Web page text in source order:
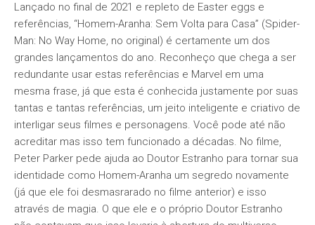
Lançado no final de 2021 e repleto de Easter eggs e
referências, “Homem-Aranha: Sem Volta para Casa” (Spider-
Man: No Way Home, no original) é certamente um dos
grandes lançamentos do ano. Reconheço que chega a ser
redundante usar estas referências e Marvel em uma
mesma frase, já que esta é conhecida justamente por suas
tantas e tantas referências, um jeito inteligente e criativo de
interligar seus filmes e personagens. Você pode até não
acreditar mas isso tem funcionado a décadas. No filme,
Peter Parker pede ajuda ao Doutor Estranho para tornar sua
identidade como Homem-Aranha um segredo novamente
(já que ele foi desmasrarado no filme anterior) e isso
através de magia. O que ele e o próprio Doutor Estranho